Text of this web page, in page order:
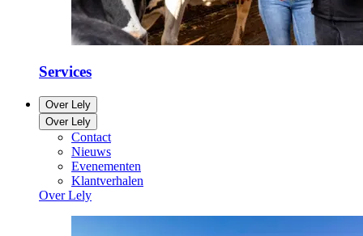
Services
Over Lely
Over Lely
Contact
Nieuws
Evenementen
Klantverhalen
Over Lely